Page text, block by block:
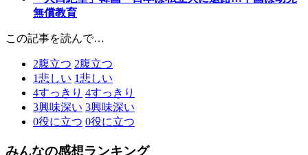
無償教育
この記事を読んで…
2腹立つ 2腹立つ
1悲しい 1悲しい
4すっきり 4すっきり
3興味深い 3興味深い
0役に立つ 0役に立つ
みんなの感想ランキング